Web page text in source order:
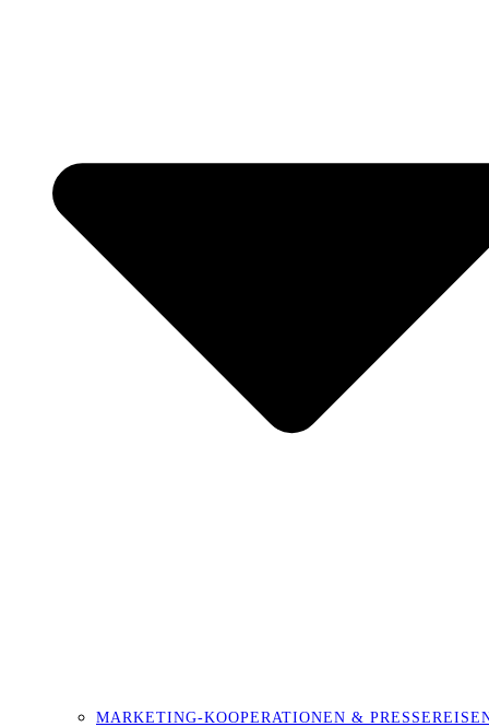
MARKETING-KOOPERATIONEN &